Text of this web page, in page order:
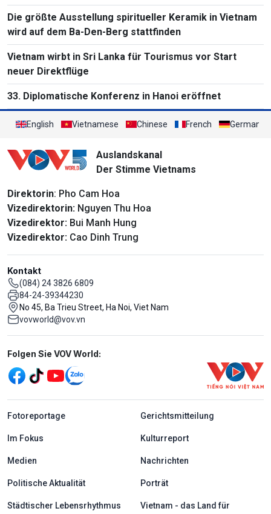
Südostasienmeisterschaft 2026
Die größte Ausstellung spiritueller Keramik in Vietnam
wird auf dem Ba-Den-Berg stattfinden
Vietnam wirbt in Sri Lanka für Tourismus vor Start
neuer Direktflüge
33. Diplomatische Konferenz in Hanoi eröffnet
English Vietnamese Chinese French German
Auslandskanal
Der Stimme Vietnams
Direktorin: Pho Cam Hoa
Vizedirektorin: Nguyen Thu Hoa
Vizedirektor: Bui Manh Hung
Vizedirektor: Cao Dinh Trung
Kontakt
(084) 24 3826 6809
84-24-39344230
No 45, Ba Trieu Street, Ha Noi, Viet Nam
vovworld@vov.vn
Mạng xã hội
Folgen Sie VOV World:
menu footer tiếng Đức
Fotoreportage Gerichtsmitteilung
Im Fokus Kulturreport
Medien Nachrichten
Politische Aktualität Porträt
Städtischer Lebensrhythmus
Vietnam - das Land für